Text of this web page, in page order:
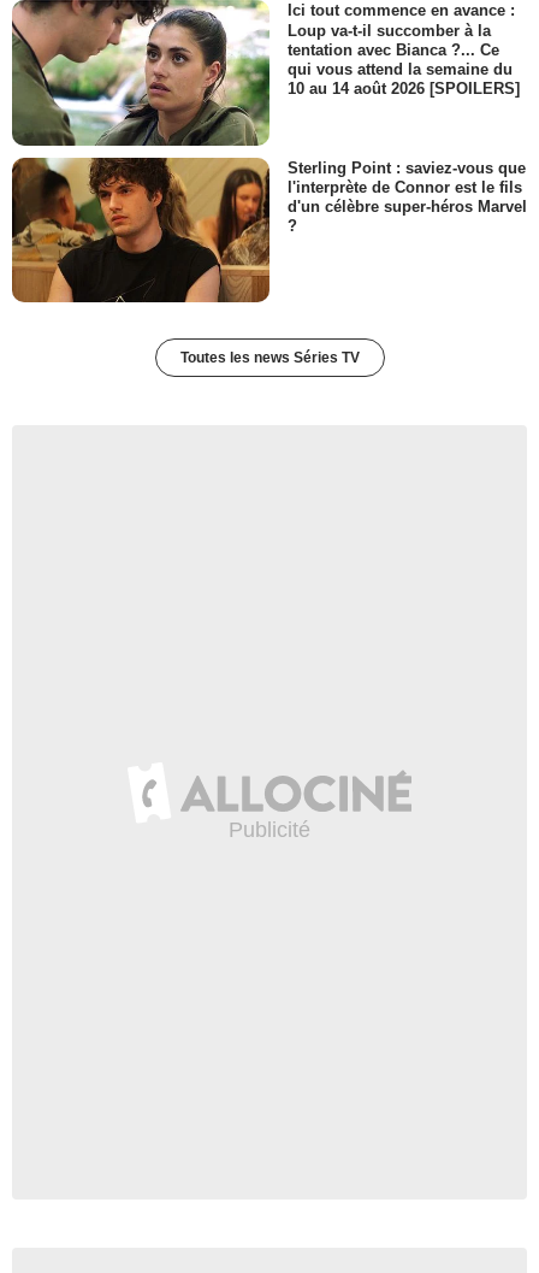
Ici tout commence en avance :
Loup va-t-il succomber à la
tentation avec Bianca ?... Ce
qui vous attend la semaine du
10 au 14 août 2026 [SPOILERS]
Sterling Point : saviez-vous que
l'interprète de Connor est le fils
d'un célèbre super-héros Marvel
?
Toutes les news Séries TV